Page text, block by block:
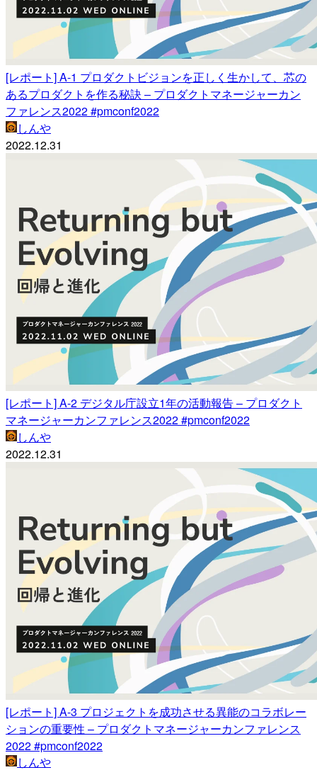
[レポート] A-1 プロダクトビジョンを正しく生かして、芯の
あるプロダクトを作る秘訣 – プロダクトマネージャーカン
ファレンス2022 #pmconf2022
しんや
2022.12.31
[レポート] A-2 デジタル庁設立1年の活動報告 – プロダクト
マネージャーカンファレンス2022 #pmconf2022
しんや
2022.12.31
[レポート] A-3 プロジェクトを成功させる異能のコラボレー
ションの重要性 – プロダクトマネージャーカンファレンス
2022 #pmconf2022
しんや